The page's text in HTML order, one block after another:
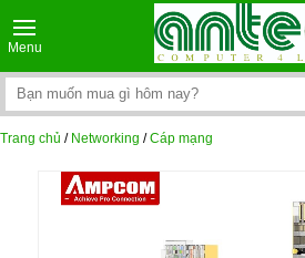
Menu
Trang chủ / Networking /Cáp mạng